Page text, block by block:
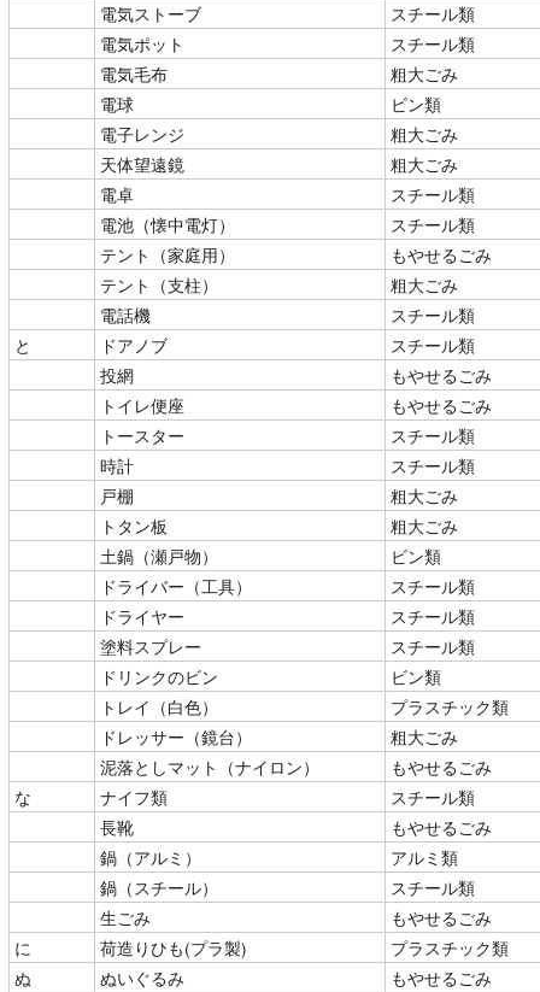
電気ストーブ
スチール類
電気ポット
スチール類
電気毛布
粗大ごみ
電球
ビン類
電子レンジ
粗大ごみ
天体望遠鏡
粗大ごみ
電卓
スチール類
電池（懐中電灯）
スチール類
テント（家庭用）
もやせるごみ
テント（支柱）
粗大ごみ
電話機
スチール類
と
ドアノブ
スチール類
投網
もやせるごみ
トイレ便座
もやせるごみ
トースター
スチール類
時計
スチール類
戸棚
粗大ごみ
トタン板
粗大ごみ
土鍋（瀬戸物）
ビン類
ドライバー（工具）
スチール類
ドライヤー
スチール類
塗料スプレー
スチール類
ドリンクのビン
ビン類
トレイ（白色）
プラスチック類
ドレッサー（鏡台）
粗大ごみ
泥落としマット（ナイロン）
もやせるごみ
な
ナイフ類
スチール類
長靴
もやせるごみ
鍋（アルミ）
アルミ類
鍋（スチール）
スチール類
生ごみ
もやせるごみ
に
荷造りひも(プラ製)
プラスチック類
ぬ
ぬいぐるみ
もやせるごみ